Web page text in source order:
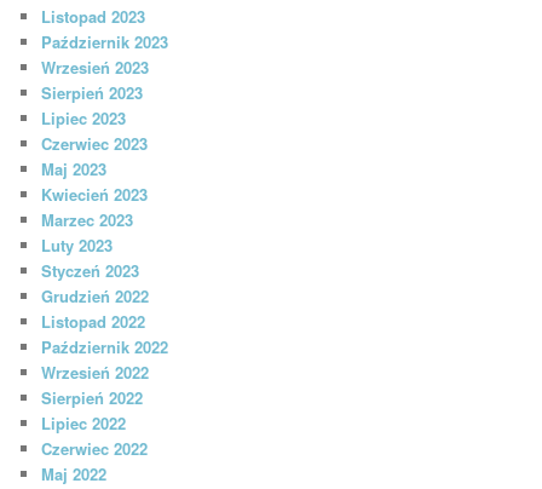
Listopad 2023
Październik 2023
Wrzesień 2023
Sierpień 2023
Lipiec 2023
Czerwiec 2023
Maj 2023
Kwiecień 2023
Marzec 2023
Luty 2023
Styczeń 2023
Grudzień 2022
Listopad 2022
Październik 2022
Wrzesień 2022
Sierpień 2022
Lipiec 2022
Czerwiec 2022
Maj 2022